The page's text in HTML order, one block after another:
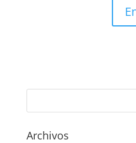
Archivos